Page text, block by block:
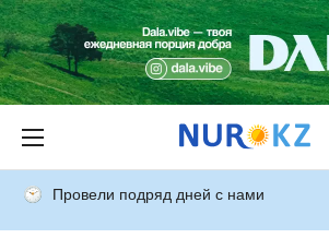
Провели подряд дней с нами